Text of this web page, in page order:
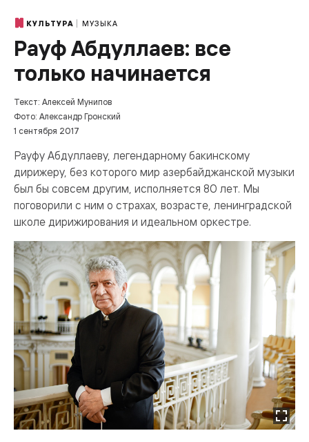
КУЛЬТУРА МУЗЫКА
Рауф Абдуллаев: все
только начинается
Текст: Алексей Мунипов
Фото: Александр Гронский
1 сентября 2017
Рауфу Абдуллаеву, легендарному бакинскому
дирижеру, без которого мир азербайджанской музыки
был бы совсем другим, исполняется 80 лет. Мы
поговорили с ним о страхах, возрасте, ленинградской
школе дирижирования и идеальном оркестре.